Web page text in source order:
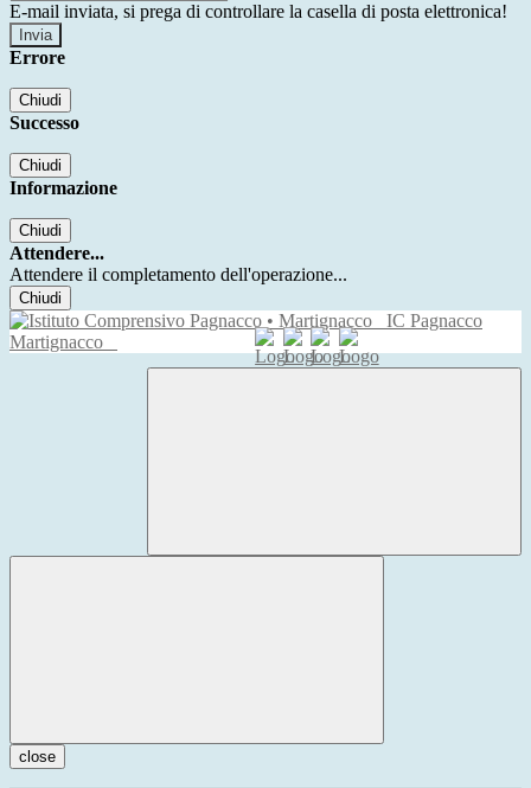
E-mail inviata, si prega di controllare la casella di posta elettronica!
Errore
Chiudi
Successo
Chiudi
Informazione
Chiudi
Attendere...
Attendere il completamento dell'operazione...
Chiudi
IC Pagnacco
Martignacco
close